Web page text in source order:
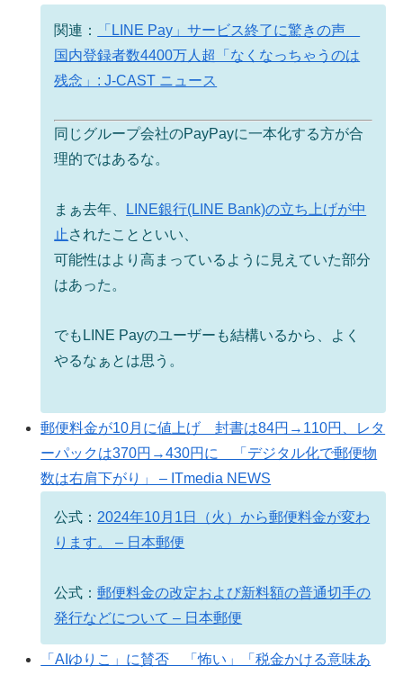
関連：
「LINE Pay」サービス終了に驚きの声
国内登録者数4400万人超「なくなっちゃうのは
残念」: J-CAST ニュース
同じグループ会社のPayPayに一本化する方が合
理的ではあるな。
まぁ去年、
LINE銀行(LINE Bank)の立ち上げが中
止 されたことといい、
可能性はより高まっているように見えていた部分
はあった。
でもLINE Payのユーザーも結構いるから、よく
やるなぁとは思う。
郵便料金が10月に値上げ 封書は84円→110円、レタ
ーパックは370円→430円に 「デジタル化で郵便物
数は右肩下がり」 – ITmedia NEWS
公式： 2024年10月1日（火）から郵便料金が変わ
ります。 – 日本郵便
公式：郵便料金の改定および新料額の普通切手の
発行などについて – 日本郵便
「AIゆりこ」に賛否 「怖い」「税金かける意味あ